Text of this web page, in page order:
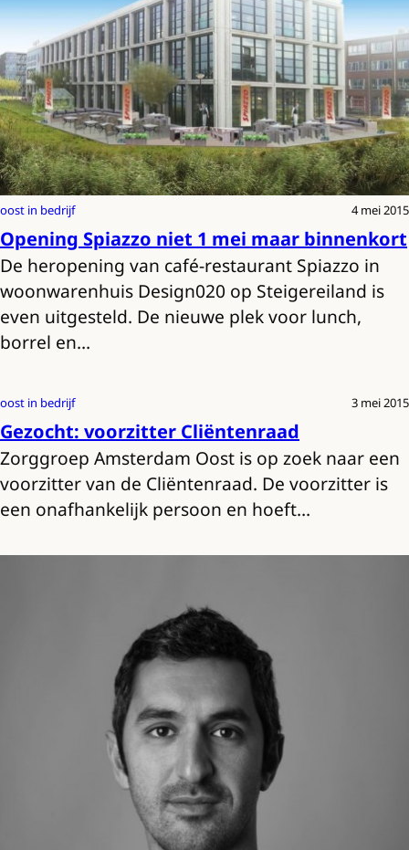
oost in bedrijf 4 mei 2015
Opening Spiazzo niet 1 mei maar binnenkort
De heropening van café-restaurant Spiazzo in
woonwarenhuis Design020 op Steigereiland is
even uitgesteld. De nieuwe plek voor lunch,
borrel en…
oost in bedrijf 3 mei 2015
Gezocht: voorzitter Cliëntenraad
Zorggroep Amsterdam Oost is op zoek naar een
voorzitter van de Cliëntenraad. De voorzitter is
een onafhankelijk persoon en hoeft…